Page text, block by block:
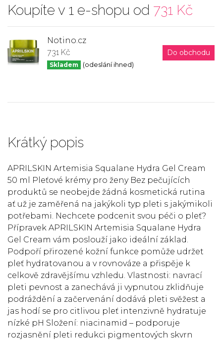
Koupíte v 1 e-shopu od 731 Kč
Notino.cz
731 Kč
Skladem (odeslání ihned)
Do obchodu
Krátký popis
APRILSKIN Artemisia Squalane Hydra Gel Cream
50 ml Pleťové krémy pro ženy Bez pečujících
produktů se neobejde žádná kosmetická rutina
ať už je zaměřená na jakýkoli typ pleti s jakýmikoli
potřebami. Nechcete podcenit svou péči o pleť?
Přípravek APRILSKIN Artemisia Squalane Hydra
Gel Cream vám poslouží jako ideální základ.
Podpoří přirozené kožní funkce pomůže udržet
pleť hydratovanou a v rovnováze a přispěje k
celkově zdravějšímu vzhledu. Vlastnosti: navrací
pleti pevnost a zanechává ji vypnutou zklidňuje
podráždění a začervenání dodává pleti svěžest a
jas hodí se pro citlivou pleť intenzivně hydratuje
nízké pH Složení: niacinamid – podporuje
rozjasnění pleti redukci pigmentových skvrn